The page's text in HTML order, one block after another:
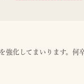
化してまいります。何